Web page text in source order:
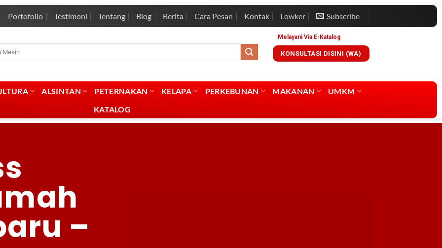
Portofolio Testimoni Tentang Blog Berita Cara Pesan Kontak Lowker Subscribe
Melayani Via E-Katalog
KONSULTASI DISINI (WA)
ALSINTAN PETERNAKAN KELAPA PERKEBUNAN MAKANAN
UMKM
KATALOG
–